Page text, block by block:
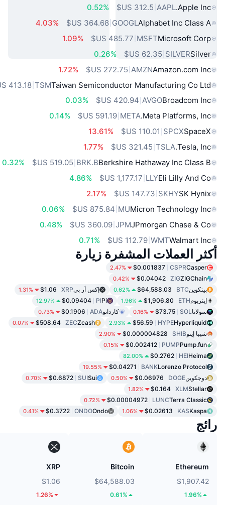
Apple Inc.
AAPL
0.52%
Alphabet Inc Class A
GOOGL
‏364.68 US$
4.03%
Microsoft Corp
MSFT
1.09%
Silver
SILVER
0.26%
Amazon.com Inc
AMZN
1.72%
Taiwan Semiconductor Manufacturing Co Ltd
TSM
‏413.18 US$
Broadcom Inc
AVGO
0.03%
Meta Platforms, Inc.
META
‏591.19 US$
0.14%
SpaceX
SPCX
13.61%
Tesla, Inc.
TSLA
1.77%
Berkshire Hathaway Inc Class B
BRK.B
0.32%
Eli Lilly And Co
LLY
4.86%
SK Hynix
SKHY
2.17%
Micron Technology Inc
MU
0.06%
JPmorgan Chase & Co
JPM
‏360.09 US$
0.48%
Walmart Inc
WMT
‏112.79 US$
0.71%
أكثر العملات المشفرة زيارة
Casper
CSPR
$0.001837
2.47%
ZIGChain
ZIG
$0.04042
0.42%
بيتكوينBTC
$64,588.03
0.62% إكس أر بيXRP
$1.06
1.31%
إيثريومETH
$1,906.80
1.96%
Pi
PI
$0.09404
12.97%
سولانا SOL
$73.75
0.16% كاردانوADA
$0.1906
0.73%
Hyperliquid
HYPE
$56.59
2.93%
Zcash
ZEC
$508.64
0.07%
شيبا إينوSHIB
$0.000004828
2.90%
Pump.fun
PUMP
$0.002412
0.15%
Heima
HEI
$0.2762
82.00%
Lorenzo Protocol
BANK
$0.04271
19.55%
دوجكوينDOGE
$0.06976
0.50%
Sui
SUI
$0.6872
0.70%
Stellar
XLM
$0.164
1.82%
Terra Classic
LUNC
$0.00004972
0.72%
Kaspa
KAS
$0.02613
1.06%
Ondo
ONDO
$0.3722
0.41%
رائج
Ethereum
$1,907.42
1.96%
Bitcoin
$64,588.03
0.61%
XRP
$1.06
1.26%